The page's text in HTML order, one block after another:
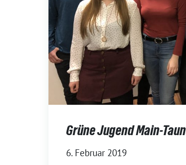
Grüne Jugend Main-
6. Februar 2019